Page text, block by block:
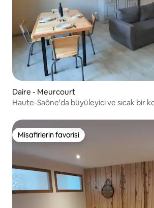
Daire - Meurcourt
Haute-Saône'da büyüleyici ve sıcak bir
Misafirlerin favorisi
Misafirlerin favorisi